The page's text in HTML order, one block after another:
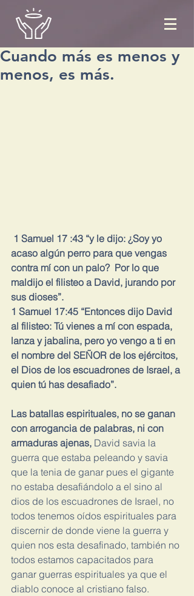
Cuando más es menos y
menos, es más.
acaso algún perro para que vengas
contra mí con un palo?  Por lo que
maldijo el filisteo a David, jurando por
sus dioses”.
1 Samuel 17:45 “Entonces dijo David
al filisteo: Tú vienes a mí con espada,
lanza y jabalina, pero yo vengo a ti en
el nombre del SEÑOR de los ejércitos,
el Dios de los escuadrones de Israel, a
quien tú has desafiado”.
Las batallas espirituales, no se ganan
con arrogancia de palabras, ni con
armaduras ajenas, David savia la
guerra que estaba peleando y savia
que la tenia de ganar pues el gigante
no estaba desafiándolo a el sino al
dios de los escuadrones de Israel, no
todos tenemos oídos espirituales para
discernir de donde viene la guerra y
quien nos esta desafinado, también no
todos estamos capacitados para
ganar guerras espirituales ya que el
diablo conoce al cristiano falso.